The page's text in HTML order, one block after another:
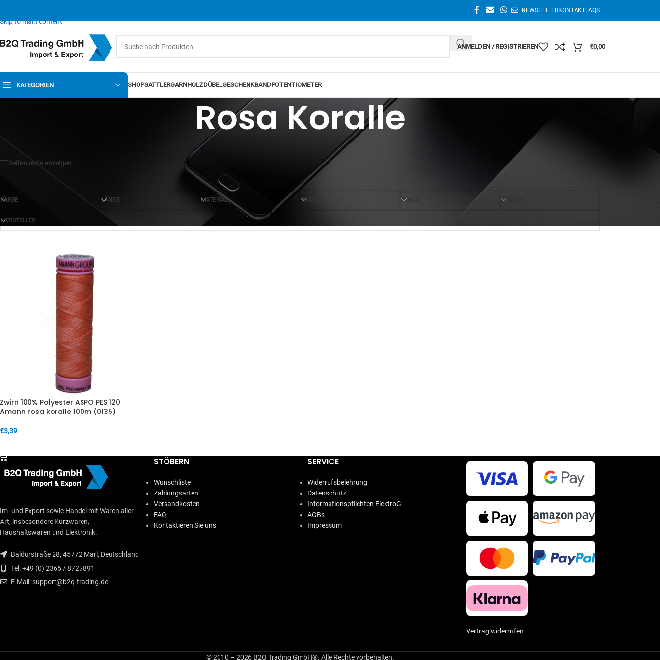
Skip to main content
NEWSLETTERKONTAKTFAQS
ANMELDEN / REGISTRIEREN €0,00
KATEGORIEN SHOPSATTLERGARNHOLZDÜBELGESCHENKBANDPOTENTIOMETER
Rosa Koralle
Einzelnes Ergebnis wird angezeigt
Seitenleiste anzeigen
FARBE LÄNGE MATERIAL PREIS INHALT STÄRKE
HERSTELLER
Zwirn 100% Polyester ASPO PES 120
Amann rosa koralle 100m (0135)
€3,39
Im- und Export sowie Handel mit Waren aller
Art, insbesondere Kurzwaren,
Haushaltswaren und Elektronik.
Baldurstraße 28, 45772 Marl, Deutschland
Tel: +49 (0) 2365 / 8727891
E-Mail: support@b2q-trading.de
STÖBERN
Wunschliste
Zahlungsarten
Versandkosten
FAQ
Kontaktieren Sie uns
SERVICE
Widerrufsbelehrung
Datenschutz
Informationspflichten ElektroG
AGBs
Impressum
Vertrag widerrufen
© 2010 – 2026 B2Q Trading GmbH®. Alle Rechte vorbehalten.